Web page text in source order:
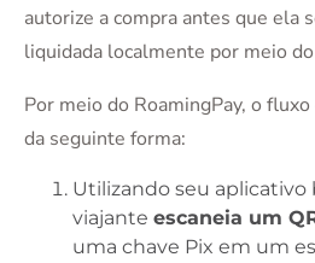
autorize a compra antes que ela
liquidada localmente por meio
Por meio do RoamingPay, o
da seguinte forma:
Utilizando seu aplicativo
viajante escaneia um
uma chave Pix em um